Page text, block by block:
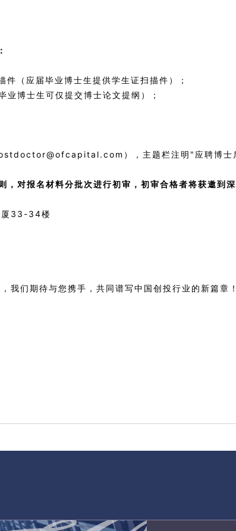
件（应届毕业博士生提供学生证扫描件）；
业博士生可仅提交博士论文提纲）；
），主题栏注明"应聘博士
，对报名材料分批次进行初审，初审合格者将获邀到
厦33-34楼
我们期待与您携手，共同谱写中国创投行业的新篇章！